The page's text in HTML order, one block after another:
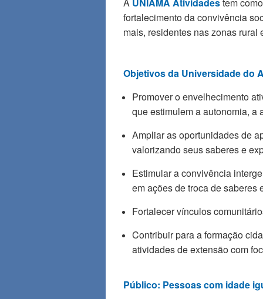
fortalecimento da convivência
mais, residentes nas zonas
Objetivos da Universidade do
Promover o envelhecimento
que estimulem a autonomia, a
Ampliar as oportunidades de
valorizando seus saberes e
Estimular a convivência
em ações de troca de saberes
Fortalecer vínculos
Contribuir para a formação
atividades de extensão com
Público: Pessoas com idade